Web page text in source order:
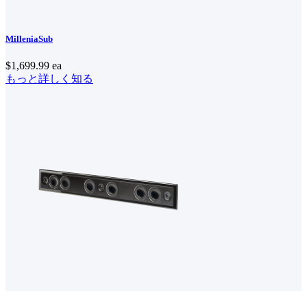
MilleniaSub
$1,699.99 ea
もっと詳しく知る